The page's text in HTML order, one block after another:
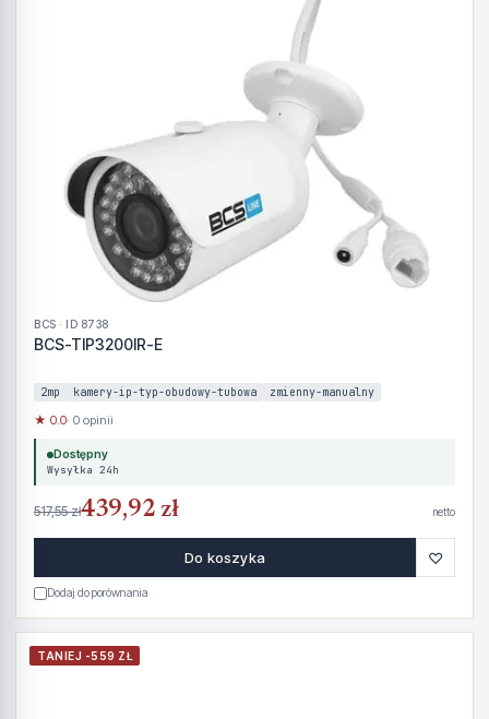
BCS · ID 8738
BCS-TIP3200IR-E
2mp kamery-ip-typ-obudowy-tubowa zmienny-manualny
★ 0.0· 0 opinii
Dostępny
Wysyłka 24h
517,55 zł439,92 zł netto
Do koszyka ♡
Dodaj do porównania
TANIEJ -559 ZŁ